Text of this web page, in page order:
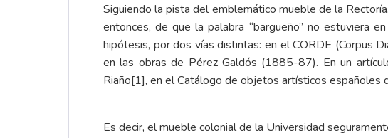
Siguiendo la pista del emblemático mueble de la
entonces, de que la palabra “bargueño” no estuviera
hipótesis, por dos vías distintas: en el CORDE (Corpus
en las obras de Pérez Galdós (1885-87). En un
Riaño[1], en el Catálogo de objetos artísticos
Es decir, el mueble colonial de la Universidad